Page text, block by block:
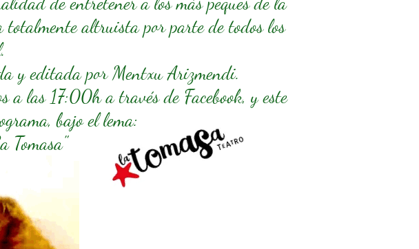
totalmente altruista por parte de todos los
y editada por Mentxu Arizmendi.
a las 17:00h a través de Facebook, y este
bajo el lema:
Tomasa"